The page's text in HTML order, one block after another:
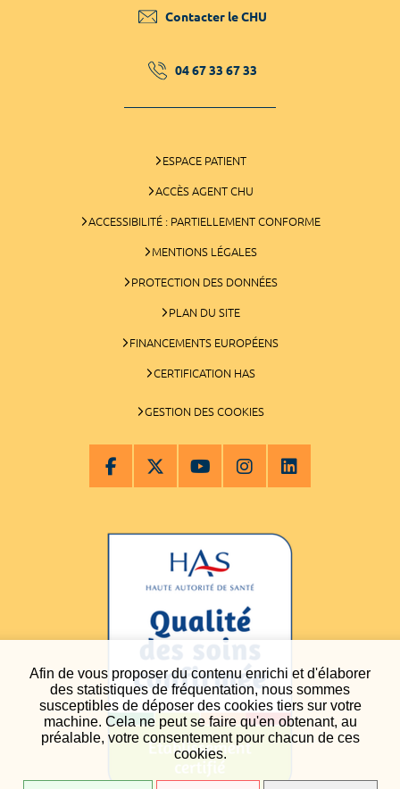
Afin de vous proposer du contenu enrichi et d'élaborer
des statistiques de fréquentation, nous sommes
susceptibles de déposer des cookies tiers sur votre
machine. Cela ne peut se faire qu'en obtenant, au
préalable, votre consentement pour chacun de ces
cookies.
Contacter le CHU
04 67 33 67 33
ESPACE PATIENT
ACCÈS AGENT CHU
ACCESSIBILITÉ : PARTIELLEMENT CONFORME
MENTIONS LÉGALES
PROTECTION DES DONNÉES
PLAN DU SITE
FINANCEMENTS EUROPÉENS
CERTIFICATION HAS
GESTION DES COOKIES